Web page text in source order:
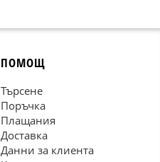
ПОМОЩ
Търсене
Поръчка
Плащания
Доставка
Данни за клиента